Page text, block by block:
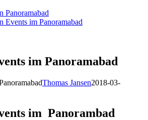
Panoramabad
Events im Panoramabad
im Panoramabad
Thomas Jansen2018-03-
im Panorambad